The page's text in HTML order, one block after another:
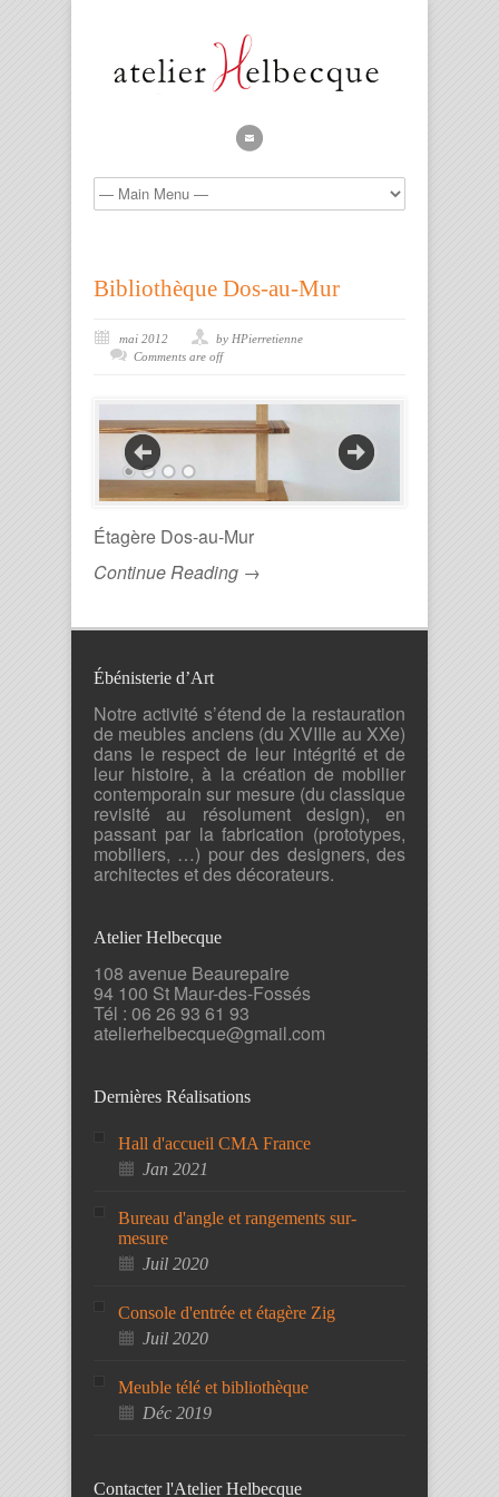
Bibliothèque Dos-au-Mur
mai 2012
by HPierretienne
Comments are off
Étagère Dos-au-Mur
Continue Reading →
Ébénisterie d’Art
Notre activité s’étend de la restauration
de meubles anciens (du XVIIIe au XXe)
dans le respect de leur intégrité et de
leur histoire, à la création de mobilier
contemporain sur mesure (du classique
revisité au résolument design), en
passant par la fabrication (prototypes,
mobiliers, …) pour des designers, des
architectes et des décorateurs.
Atelier Helbecque
108 avenue Beaurepaire
94 100 St Maur-des-Fossés
Tél : 06 26 93 61 93
atelierhelbecque@gmail.com
Dernières Réalisations
Hall d'accueil CMA France
Jan 2021
Bureau d'angle et rangements sur-
mesure
Juil 2020
Console d'entrée et étagère Zig
Juil 2020
Meuble télé et bibliothèque
Déc 2019
Contacter l'Atelier Helbecque